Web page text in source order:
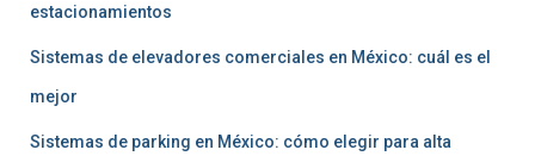
estacionamientos
Sistemas de elevadores comerciales en México: cuál es el
mejor
Sistemas de parking en México: cómo elegir para alta